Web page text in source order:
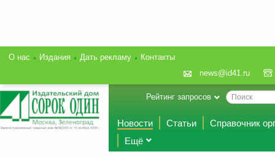
О нас Издания Дать рекламу
Контакты
news@id41.ru
Рейтинг запросов
Новости Статьи
Справочник
Ещё